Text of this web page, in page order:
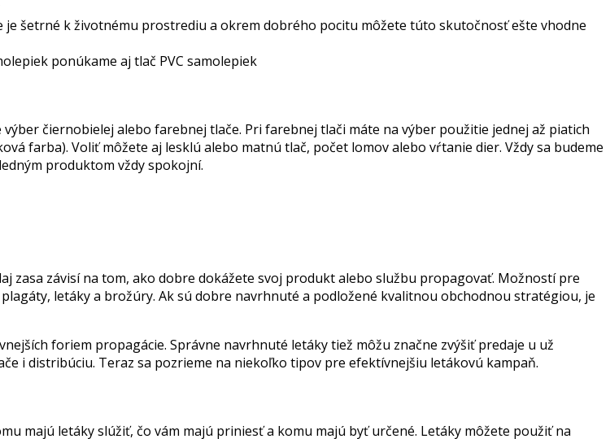
je šetrné k životnému prostrediu a okrem dobrého pocitu môžete túto skutočnosť ešte vhodne
ponúkame aj tlač PVC samolepiek
čiernobielej alebo farebnej tlače. Pri farebnej tlači máte na výber použitie jednej až piatich
farba). Voliť môžete aj lesklú alebo matnú tlač, počet lomov alebo vŕtanie dier. Vždy sa budeme
produktom vždy spokojní.
zasa závisí na tom, ako dobre dokážete svoj produkt alebo službu propagovať. Možností pre
letáky a brožúry. Ak sú dobre navrhnuté a podložené kvalitnou obchodnou stratégiou, je
foriem propagácie. Správne navrhnuté letáky tiež môžu značne zvýšiť predaje u už
i distribúciu. Teraz sa pozrieme na niekoľko tipov pre efektívnejšiu letákovú kampaň.
majú letáky slúžiť, čo vám majú priniesť a komu majú byť určené. Letáky môžete použiť na